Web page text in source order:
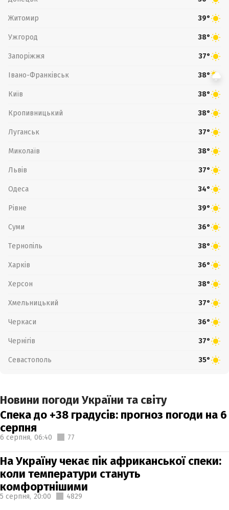
Житомир 39°
Ужгород 38°
Запоріжжя 37°
Івано-Франківськ 38°
Київ 38°
Кропивницький 38°
Луганськ 37°
Миколаїв 38°
Львів 37°
Одеса 34°
Рівне 39°
Суми 36°
Тернопіль 38°
Харків 36°
Херсон 38°
Хмельницький 37°
Черкаси 36°
Чернігів 37°
Севастополь 35°
Новини погоди України та світу
Спека до +38 градусів: прогноз погоди на 6
серпня
6 серпня, 06:40 77
На Україну чекає пік африканської спеки:
коли температури стануть
комфортнішими
5 серпня, 20:00 4829